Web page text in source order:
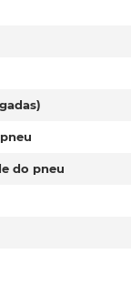
do pneu